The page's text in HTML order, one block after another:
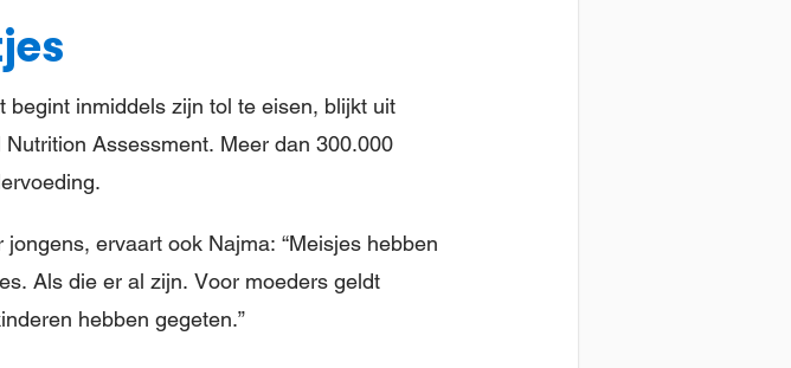
inmiddels zijn tol te eisen, blijkt uit
Assessment. Meer dan 300.000
ervaart ook Najma: “Meisjes hebben
Als die er al zijn. Voor moeders geldt
hebben gegeten.”